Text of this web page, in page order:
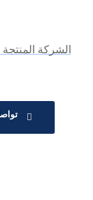
الشركة المنتجة